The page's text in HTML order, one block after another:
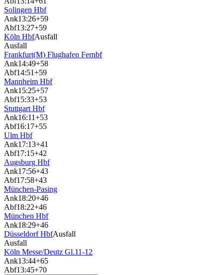
Solingen Hbf
Ank13:26+59
Abf13:27+59
Köln HbfAusfall
Ausfall
Frankfurt(M) Flughafen Fernbf
Ank14:49+58
Abf14:51+59
Mannheim Hbf
Ank15:25+57
Abf15:33+53
Stuttgart Hbf
Ank16:11+53
Abf16:17+55
Ulm Hbf
Ank17:13+41
Abf17:15+42
Augsburg Hbf
Ank17:56+43
Abf17:58+43
München-Pasing
Ank18:20+46
Abf18:22+46
München Hbf
Ank18:29+46
Düsseldorf HbfAusfall
Ausfall
Köln Messe/Deutz Gl.11-12
Ank13:44+65
Abf13:45+70